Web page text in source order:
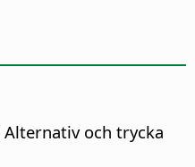
Alternativoch trycka